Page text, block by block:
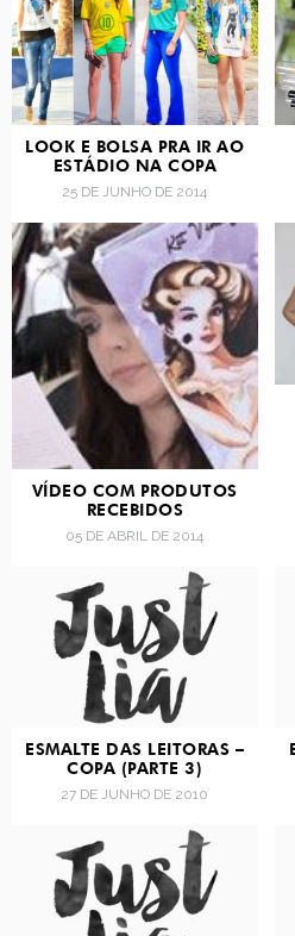
LOOK E BOLSA PRA IR AO
ESTÁDIO NA COPA
25 DE JUNHO DE 2014
VÍDEO COM PRODUTOS
RECEBIDOS
05 DE ABRIL DE 2014
ESMALTE DAS LEITORAS –
COPA (PARTE 3)
27 DE JUNHO DE 2010